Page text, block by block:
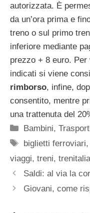
autorizzata. È
da un’ora prima e
treno o sul primo
inferiore mediante
prezzo + 8 euro.
indicati si viene
rimborso, infine,
consentito, mentre
una trattenuta del
Categorie
Bambini,
Tag
biglietti ferroviari
viaggi, treni, trenitalia
Saldi: al via la
Giovani, come